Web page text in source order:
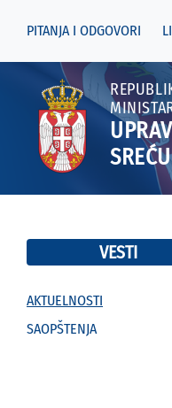
PITANJA I ODGOVORI
SREĆU
VESTI
AKTUELNOSTI
SAOPŠTENJA